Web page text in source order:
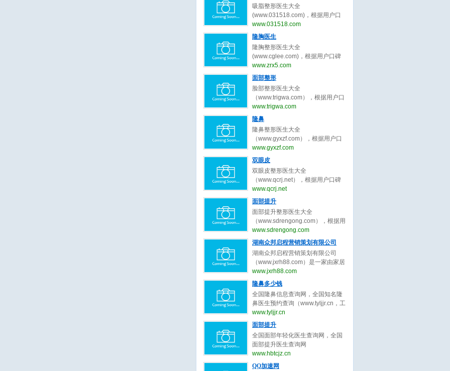
戴婷婷,曾斌,吴玉家,梁晓健,潘峰等
关于隆鼻修复的专家和信息。预约
咨询微信：bianmei0528。
修复隆鼻整形医生、北京隆鼻修复
整形医生、上海隆鼻修复整形医
生、广州隆鼻修复整形医生、成都
隆鼻修复整形医生、武汉隆鼻修复
整形医生、西安隆鼻修复整形、郑
州隆鼻修复整形。隆鼻修复整形医
生大全，秉承为客户服务公平公正
原则，为整形客户求美决策推荐最
好的隆鼻修复整形医生。
吸脂整形医生大全
(www.031518.com)，根据用户口
碑收录全中国最好的吸脂整形医
生，包括不限于吸脂整形外科医
形医生、北京吸脂整形医生、上海
吸脂整形医生、广州吸脂整形医
生、成都吸脂整形医生、武汉吸脂
整形医生、西安吸脂整形、郑州吸
脂整形。吸脂整形医生大全，秉承
为客户服务公平公正原则，为整形
客户求美决策推荐最好的吸脂整形
医生。
www.031518.com
隆胸医生
隆胸整形医生大全
(www.cglee.com)，根据用户口碑
收录全中国最好的隆胸整形医生，
包括不限于隆胸整形外科医生、隆
生、北京隆胸整形医生、上海隆胸
整形医生、广州隆胸整形医生、成
都隆胸整形医生、武汉隆胸整形医
生、西安隆胸整形、郑州隆胸整
形。隆胸整形医生大全，秉承为客
户服务公平公正原则，为整形客户
求美决策推荐最好的隆胸整形医
生。
www.zrx5.com
面部整形
脸部整形医生大全
（www.trigwa.com），根据用户口
碑收录全中国最好的脸部整形医
生，包括不限于脸部整形外科医
生、眼睛整形医生、吸脂整形医
生、修复整形医生、北京脸部整形
医生、上海脸部整形医生、广州脸
部整形医生、成都脸部整形医生、
武汉脸部整形医生、西安脸部整
形、郑州脸部整形。脸部整形医生
大全，秉承为客户服务公平公正原
则，为整形客户求美决策推荐最好
的脸部整形医生。
www.trigwa.com
隆鼻
隆鼻整形医生大全
（www.gyxzf.com），根据用户口
碑收录全中国最好的隆鼻整形医
生，包括不限于隆鼻整形外科医
生、眼睛整形医生、吸脂整形医
生、修复整形医生、北京整形医
生、上海整形医生、广州整形医
生、成都整形医生、武汉整形医
生。整形医生大全，秉承为客户服
务公平公正原则，为整形客户求美
决策推荐最好的隆鼻整形医生。
www.gyxzf.com
双眼皮
双眼皮整形医生大全
（www.qcrj.net），根据用户口碑
收录全中国最好的整形医生，包括
不限于整形外科医生、微整形医
生、修复双眼皮整形医生、北京双
眼皮整形医生、上海双眼皮整形医
生、广州双眼皮整形医生、成都双
眼皮整形医生、武汉双眼皮整形医
生。双眼皮整形医生大全，秉承为
客户服务公平公正原则，为整形客
户求美决策推荐最好的双眼皮整形
医生。
www.qcrj.net
面部提升
面部提升整形医生大全
（www.sdrengong.com），根据用
户口碑收录全中国最好的面部提升
整形医生，包括不限于面部提升整
生、修复提升整形医生、北京面部
提升整形医生、上海面部提升整形
医生、广州面部提升整形医生、成
都面部提升整形医生、武汉面部提
升整形医生、西安面部提升整形、
郑州面部提升整形。面部提升整形
医生大全，秉承为客户服务公平公
正原则，为整形客户求美决策推荐
最好的面部提升整形医生。
www.sdrengong.com
湖南众邦启程营销策划有限公司
湖南众邦启程营销策划有限公司
（www.jxrh88.com）是一家由家居
行业精英共同打造的商业智慧平台,
集策划咨询、 教育培训、 执行落
匠精神 - 工匠品质” 为核心理念，不
到4年时间， 为国内万余客户提升
品牌价值， 创造销售奇迹， 2021
年销售业绩达成冲刺目标7.5亿。
公司自创立至今， 一直扎根于家居
建材细分领域， 以执行为王、落地
为王、 结果为王的宗旨， 精耕细作
精益求精。
www.jxrh88.com
隆鼻多少钱
全国隆鼻信息查询网，全国知名隆
鼻医生预约查询（www.tyljjr.cn，工
信部备案号：晋ICP备13005452
号）。全国隆鼻信息查询网系统提
鼻多少钱,玻尿酸隆鼻,耳软骨隆鼻,
假体隆鼻,硅胶隆鼻,隆鼻哪种好,隆
鼻价格,隆鼻、隆鼻修复医生等知名
口碑专家预约查询。了解隆鼻,线雕
www.tyljjr.cn
面部提升
全国面部年轻化医生查询网，全国
面部提升医生查询网
（www.hbtcjz.cn，工信部备案号：
鄂ICP备2020017337号），面部年
www.hbtcjz.cn
QQ加速网